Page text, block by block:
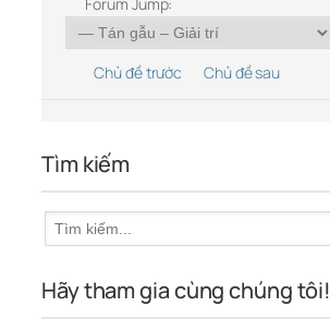
Chủ đề trước Chủ đề sau
Tìm kiếm
Hãy tham gia cùng chúng tôi!